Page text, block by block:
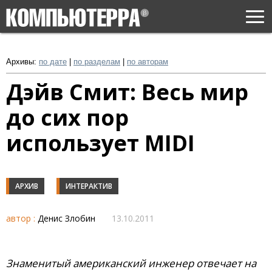
Архивы: по дате по разделам по авторам
Дэйв Смит: Весь мир
до сих пор
использует MIDI
АРХИВ ИНТЕРАКТИВ
автор : Денис Злобин 13.10.2011
Знаменитый американский инженер отвечает на